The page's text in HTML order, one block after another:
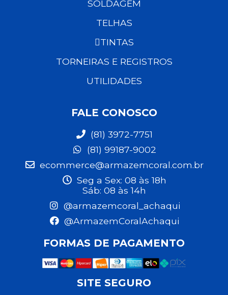
SOLDAGEM
TELHAS
TINTAS
TORNEIRAS E REGISTROS
UTILIDADES
FALE CONOSCO
(81) 3972-7751
(81) 99187-9002
ecommerce@armazemcoral.com.br
Seg a Sex: 08 às 18h
Sáb: 08 às 14h
@armazemcoral_achaqui
@ArmazemCoralAchaqui
FORMAS DE PAGAMENTO
SITE SEGURO